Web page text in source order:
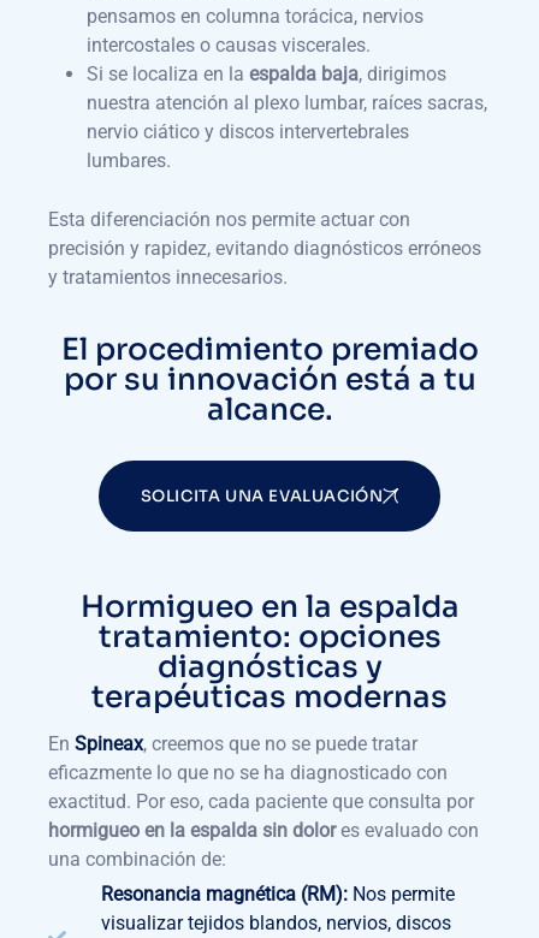
pensamos en columna torácica, nervios
intercostales o causas viscerales.
Si se localiza en la espalda baja, dirigimos
nuestra atención al plexo lumbar, raíces sacras,
nervio ciático y discos intervertebrales
lumbares.
Esta diferenciación nos permite actuar con
precisión y rapidez, evitando diagnósticos erróneos
y tratamientos innecesarios.
El procedimiento premiado
por su innovación está a tu
alcance.
SOLICITA UNA EVALUACIÓN
Hormigueo en la espalda
tratamiento: opciones
diagnósticas y
terapéuticas modernas
En Spineax, creemos que no se puede tratar
eficazmente lo que no se ha diagnosticado con
exactitud. Por eso, cada paciente que consulta por
hormigueo en la espalda sin dolores evaluado con
una combinación de:
Resonancia magnética (RM): Nos permite
visualizar tejidos blandos, nervios, discos